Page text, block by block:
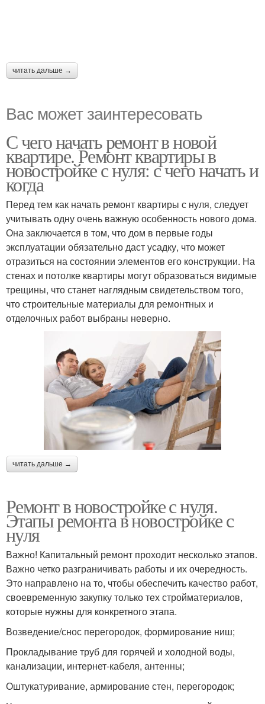
читать дальше →
Вас может заинтересовать
С чего начать ремонт в новой
квартире. Ремонт квартиры в
новостройке с нуля: с чего начать и
когда
Перед тем как начать ремонт квартиры с нуля, следует
учитывать одну очень важную особенность нового дома.
Она заключается в том, что дом в первые годы
эксплуатации обязательно даст усадку, что может
отразиться на состоянии элементов его конструкции. На
стенах и потолке квартиры могут образоваться видимые
трещины, что станет наглядным свидетельством того,
что строительные материалы для ремонтных и
отделочных работ выбраны неверно.
читать дальше →
Ремонт в новостройке с нуля.
Этапы ремонта в новостройке с
нуля
Важно! Капитальный ремонт проходит несколько этапов.
Важно четко разграничивать работы и их очередность.
Это направлено на то, чтобы обеспечить качество работ,
своевременную закупку только тех стройматериалов,
которые нужны для конкретного этапа.
Возведение/снос перегородок, формирование ниш;
Прокладывание труб для горячей и холодной воды,
канализации, интернет-кабеля, антенны;
Оштукатуривание, армирование стен, перегородок;